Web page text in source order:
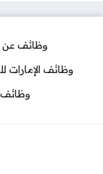
وظائف عن
وظائف الإمارات
وظائف